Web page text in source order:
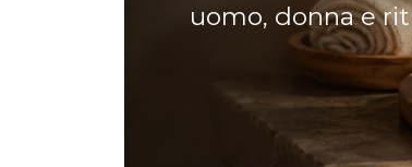
uomo, donna e